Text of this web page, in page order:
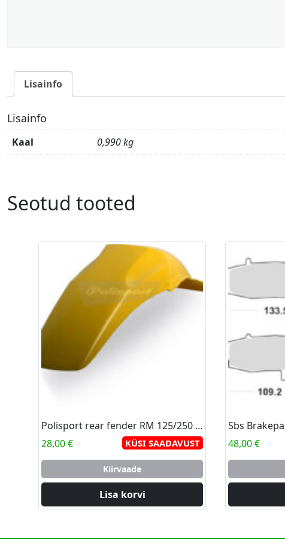
Lisainfo
Lisainfo
Kaal 0,990 kg
Seotud tooted
Polisport rear fender RM 125/250 96-00 (6)
28,00€ KÜSI SAADAVUST
Kiirvaade
Lisa korvi
Sbs
48,00€